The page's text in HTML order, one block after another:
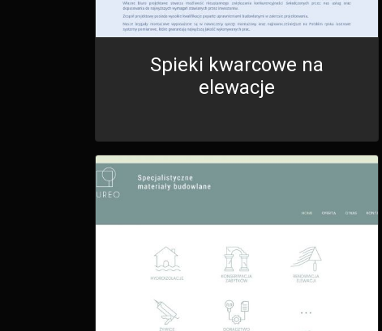
Spieki kwarcowe na
elewacje